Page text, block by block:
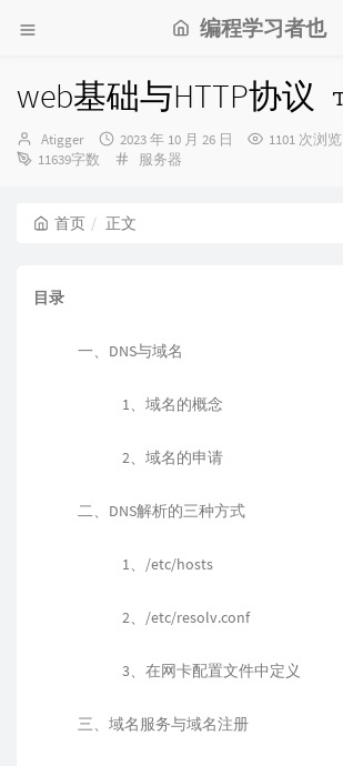
编程学习者也
web基础与HTTP协议
博
主：
Atigger
发
布
2023 年 10 月 26 日 1101 次浏览
11639字数
分
服务器
首页 正文
目录
一、DNS与域名
1、域名的概念
2、域名的申请
二、DNS解析的三种方式
1、/etc/hosts
2、/etc/resolv.conf
3、在网卡配置文件中定义
三、域名服务与域名注册